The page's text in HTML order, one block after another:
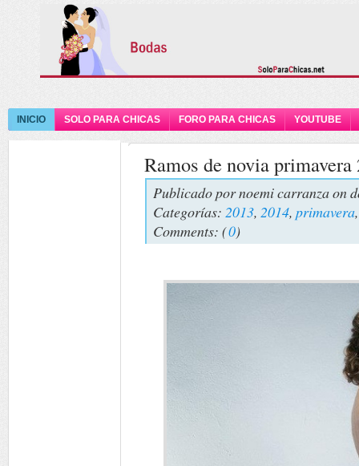
INICIO SOLO PARA CHICAS FORO PARA CHICAS YOUTUBE
Ramos de novia
Publicado pornoemi carranzaon
Categorías: 2013, 2014, primavera
Comments: (0)